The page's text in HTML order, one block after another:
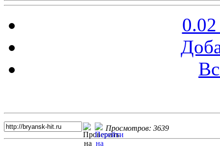
Просмотров: 3639